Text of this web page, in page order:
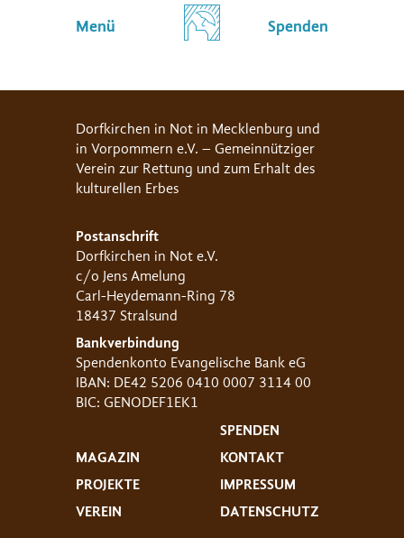
Menü Spenden
Dorfkirchen in Not in Mecklenburg und
in Vorpommern e.V. – Gemeinnütziger
Verein zur Rettung und zum Erhalt des
kulturellen Erbes
Postanschrift
Dorfkirchen in Not e.V.
c/o Jens Amelung
Carl-Heydemann-Ring 78
18437 Stralsund
Bankverbindung
Spendenkonto Evangelische Bank eG
IBAN: DE42 5206 0410 0007 3114 00
BIC: GENODEF1EK1
MAGAZIN
PROJEKTE
VEREIN
SPENDEN
KONTAKT
IMPRESSUM
DATENSCHUTZ